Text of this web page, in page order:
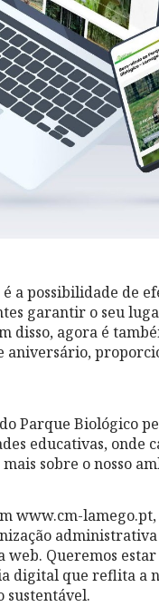
a possibilidade de
garantir o seu
disso, agora é
aniversário,
Parque Biológico
educativas, onde
sobre o nosso
www.cm-
administrativa
Queremos
digital que reflita a
sustentável.